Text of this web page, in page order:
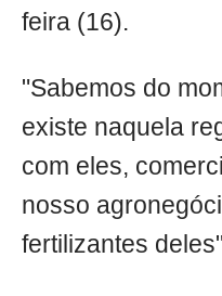
feira (16).
"Sabemos do
existe naquela
com eles,
nosso
fertilizantes